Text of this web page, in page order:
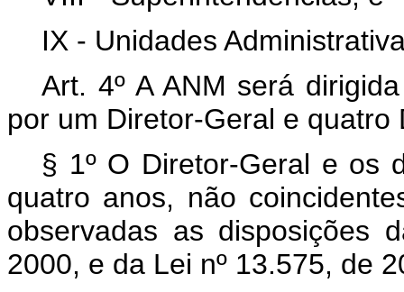
IX - Unidades
Art. 4º A ANM será
por um Diretor-Geral e quatro
§ 1º O Diretor-Geral e os
quatro anos, não
observadas as disposições
2000, e da Lei nº 13.575, de